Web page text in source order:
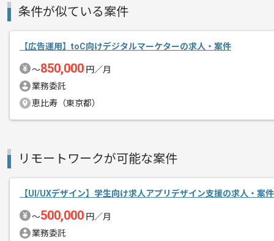
募集人数
2人
エージェントからのコ
ロトタイピング及びフロントエンド開
フルリモートでの作業が可能な案件でご
条件が似ている案件
【広告運用】toC向けデジタルマーケターの求人・案件
〜850,000 円／月
業務委託
恵比寿（東京都）
リモートワークが可能な案件
【UI/UXデザイン】学生向け求人アプリデザイン支援の求人・案件
〜500,000 円／月
業務委託